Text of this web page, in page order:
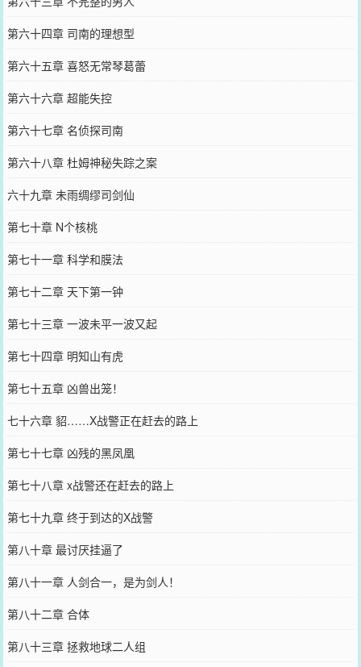
第六十四章 司南的理想型
第六十五章 喜怒无常琴葛蕾
第六十六章 超能失控
第六十七章 名侦探司南
第六十八章 杜姆神秘失踪之案
六十九章 未雨绸缪司剑仙
第七十章 N个核桃
第七十一章 科学和膜法
第七十二章 天下第一钟
第七十三章 一波未平一波又起
第七十四章 明知山有虎
第七十五章 凶兽出笼！
七十六章 貂……X战警正在赶去的路上
第七十七章 凶残的黑凤凰
第七十八章 x战警还在赶去的路上
第七十九章 终于到达的X战警
第八十章 最讨厌挂逼了
第八十一章 人剑合一，是为剑人！
第八十二章 合体
第八十三章 拯救地球二人组